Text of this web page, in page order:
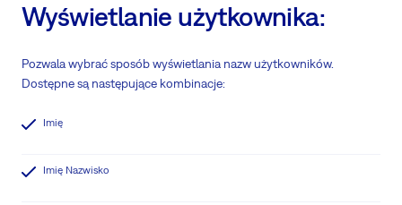
Wyświetlanie użytkownika:
Pozwala wybrać sposób wyświetlania nazw użytkowników.
Dostępne są następujące kombinacje:
Imię
Imię Nazwisko